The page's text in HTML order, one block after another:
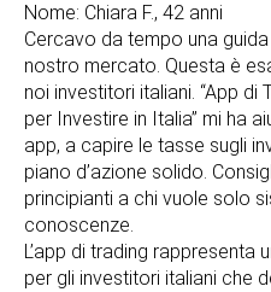
Nome: Chiara F., 42 anni
Cercavo da tempo una
nostro mercato. Questa è
noi investitori italiani. “App di
per Investire in Italia” mi ha
app, a capire le tasse sugli
piano d’azione solido.
principianti a chi vuole solo
conoscenze.
L’app di trading
per gli investitori italiani che